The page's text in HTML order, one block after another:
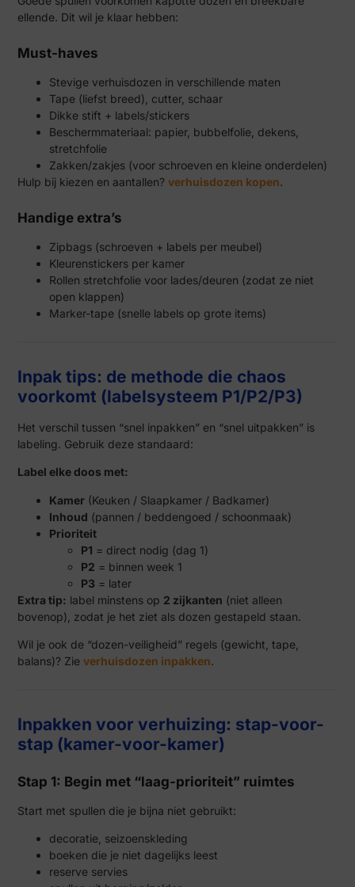
ellende. Dit wil je klaar hebben:
Must-haves
Stevige verhuisdozen in verschillende maten
Tape (liefst breed), cutter, schaar
Dikke stift + labels/stickers
Beschermmateriaal: papier, bubbelfolie, dekens,
stretchfolie
Zakken/zakjes (voor schroeven en kleine onderdelen)
Hulp bij kiezen en aantallen?verhuisdozen kopen.
Handige extra’s
Zipbags (schroeven + labels per meubel)
Kleurenstickers per kamer
Rollen stretchfolie voor lades/deuren (zodat ze niet
open klappen)
Marker-tape (snelle labels op grote items)
Inpak tips: de methode die chaos
voorkomt (labelsysteem P1/P2/P3)
Het verschil tussen “snel inpakken” en “snel uitpakken” is
labeling. Gebruik deze standaard:
Label elke doos met:
Kamer (Keuken / Slaapkamer / Badkamer)
Inhoud (pannen / beddengoed / schoonmaak)
Prioriteit
P1 = direct nodig (dag 1)
P2 = binnen week 1
P3 = later
Extra tip: label minstens op 2 zijkanten (niet alleen
bovenop), zodat je het ziet als dozen gestapeld staan.
Wil je ook de “dozen-veiligheid” regels (gewicht, tape,
balans)? Zieverhuisdozen inpakken.
Inpakken voor verhuizing: stap-voor-
stap (kamer-voor-kamer)
Stap 1: Begin met “laag-prioriteit” ruimtes
Start met spullen die je bijna niet gebruikt:
decoratie, seizoenskleding
boeken die je niet dagelijks leest
reserve servies